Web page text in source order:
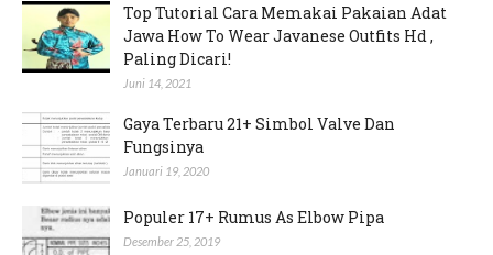
Top Tutorial Cara Memakai Pakaian Adat
Jawa How To Wear Javanese Outfits Hd ,
Paling Dicari!
Juni 14, 2021
Gaya Terbaru 21+ Simbol Valve Dan
Fungsinya
Januari 19, 2020
Populer 17+ Rumus As Elbow Pipa
Desember 25, 2019